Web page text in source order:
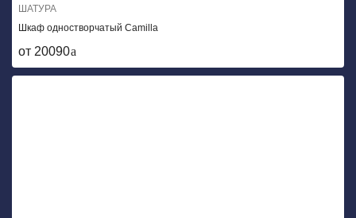
ШАТУРА
Шкаф одностворчатый Camilla
от 20090